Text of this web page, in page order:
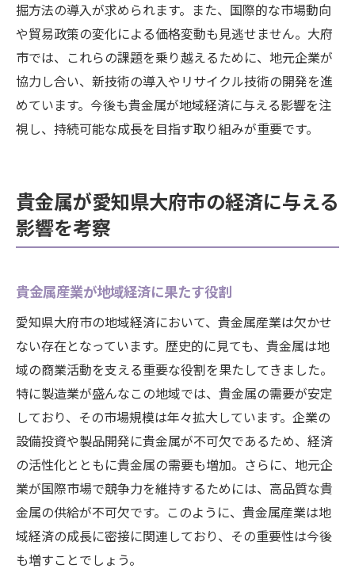
掘方法の導入が求められます。また、国際的な市場動向
や貿易政策の変化による価格変動も見逃せません。大府
市では、これらの課題を乗り越えるために、地元企業が
協力し合い、新技術の導入やリサイクル技術の開発を進
めています。今後も貴金属が地域経済に与える影響を注
視し、持続可能な成長を目指す取り組みが重要です。
貴金属が愛知県大府市の経済に与える
影響を考察
貴金属産業が地域経済に果たす役割
愛知県大府市の地域経済において、貴金属産業は欠かせ
ない存在となっています。歴史的に見ても、貴金属は地
域の商業活動を支える重要な役割を果たしてきました。
特に製造業が盛んなこの地域では、貴金属の需要が安定
しており、その市場規模は年々拡大しています。企業の
設備投資や製品開発に貴金属が不可欠であるため、経済
の活性化とともに貴金属の需要も増加。さらに、地元企
業が国際市場で競争力を維持するためには、高品質な貴
金属の供給が不可欠です。このように、貴金属産業は地
域経済の成長に密接に関連しており、その重要性は今後
も増すことでしょう。